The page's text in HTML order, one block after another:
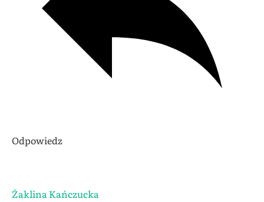
Odpowiedz
Żaklina Kańczucka